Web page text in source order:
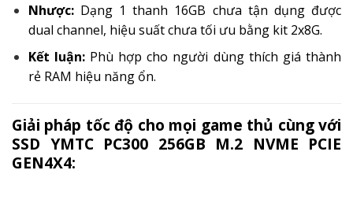
Nhược:Dạng 1 thanh 16GB chưa tận dụng được
dual channel, hiệu suất chưa tối ưu bằng kit 2x8G.
Kết luận:Phù hợp cho người dùng thích giá thành
rẻ RAM hiệu năng ổn.
Giải pháp tốc độ cho mọi game thủ cùng với
SSD YMTC PC300 256GB M.2 NVME PCIE
GEN4X4: